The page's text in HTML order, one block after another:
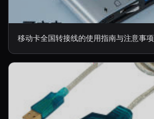
移动卡全国转接线的使用指南与注意事项